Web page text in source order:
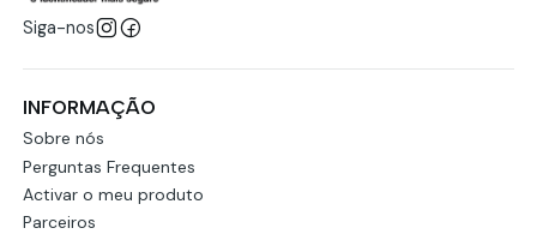
Siga-nos
INFORMAÇÃO
Sobre nós
Perguntas Frequentes
Activar o meu produto
Parceiros